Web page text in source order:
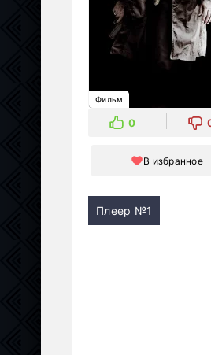
Фильм
0
В избранное
Плеер №1